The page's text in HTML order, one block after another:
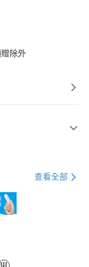
除外
查看全部